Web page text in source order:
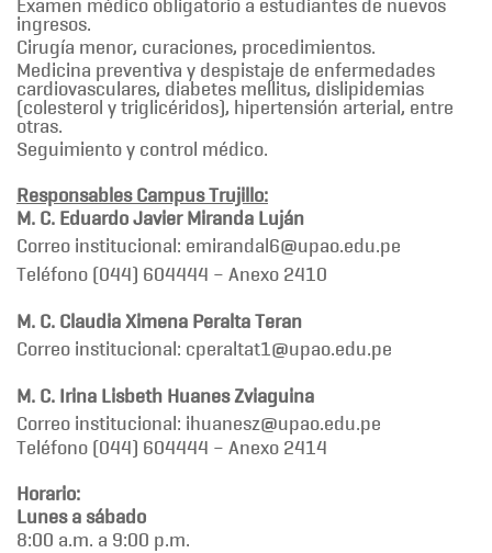
Examen médico obligatorio a estudiantes de nuevos
ingresos.
Cirugía menor, curaciones, procedimientos.
Medicina preventiva y despistaje de enfermedades
cardiovasculares, diabetes mellitus, dislipidemias
(colesterol y triglicéridos), hipertensión arterial, entre
otras.
Seguimiento y control médico.
Responsables Campus Trujillo:
M. C. Eduardo Javier Miranda Luján
Correo institucional: emirandal6@upao.edu.pe
Teléfono (044) 604444 – Anexo 2410
M. C. Claudia Ximena Peralta Teran
Correo institucional: cperaltat1@upao.edu.pe
M. C. Irina Lisbeth Huanes Zviaguina
Correo institucional: ihuanesz@upao.edu.pe
Teléfono (044) 604444 – Anexo 2414
Horario:
Lunes a sábado
8:00 a.m. a 9:00 p.m.